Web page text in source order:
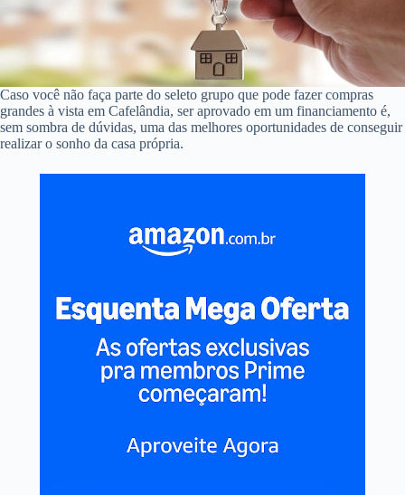
Caso você não faça parte do seleto grupo que pode fazer compras
grandes à vista em Cafelândia, ser aprovado em um financiamento é,
sem sombra de dúvidas, uma das melhores oportunidades de conseguir
realizar o sonho da casa própria.